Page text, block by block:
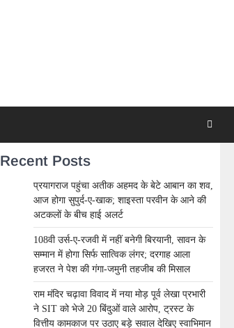
Recent Posts
प्रयागराज पहुंचा अतीक अहमद के बेटे आबान का शव,
आज होगा सुपुर्द-ए-खाक; शाइस्ता परवीन के आने की
अटकलों के बीच हाई अलर्ट
108वी उर्स-ए-रजवी में नहीं बनेगी बिरयानी, सावन के
सम्मान में होगा सिर्फ सात्विक लंगर; दरगाह आला
हजरत ने पेश की गंगा-जमुनी तहजीब की मिसाल
राम मंदिर चढ़ावा विवाद में नया मोड़ पूर्व लेखा प्रभारी
ने SIT को भेजे 20 बिंदुओं वाले आरोप, ट्रस्ट के
वित्तीय कामकाज पर उठाए बड़े सवाल देखिए स्वाभिमान